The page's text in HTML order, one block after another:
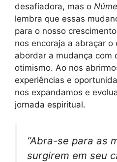
desafiadora, mas o
lembra que essas
para o nosso
nos encoraja a abraçar o
abordar a mudança com
otimismo. Ao nos
experiências e
nos expandamos e
jornada espiritual.
“Abra-se para as
surgirem em seu